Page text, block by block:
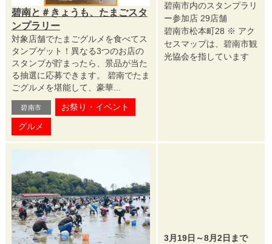
碧南と＃きょうも、たまごスタ
ンプラリー
対象店舗でたまごグルメを食べてス
タンプゲット！異なる3つのお店の
スタンプが貯まったら、景品が当た
る抽選に応募できます。 碧南でたま
ごグルメを堪能して、豪華...
碧南市
お祭り・イベント
グルメ
碧南市内のスタンプラリ
ー参加店 29店舗
碧南市松本町28 ※ アク
セスマップは、碧南市観
光協会を指しています
3月19日～8月2日まで